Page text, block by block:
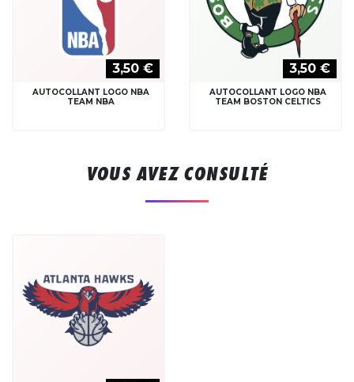
3,50 €
AUTOCOLLANT LOGO NBA
TEAM NBA
3,50 €
AUTOCOLLANT LOGO NBA
TEAM BOSTON CELTICS
VOUS AVEZ CONSULTÉ